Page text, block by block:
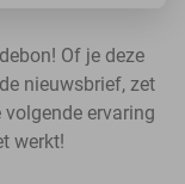
Of je deze
nieuwsbrief, zet
ervaring
werkt!